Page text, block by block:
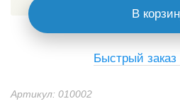
Артикул: 010002
В
Быстрый заказ